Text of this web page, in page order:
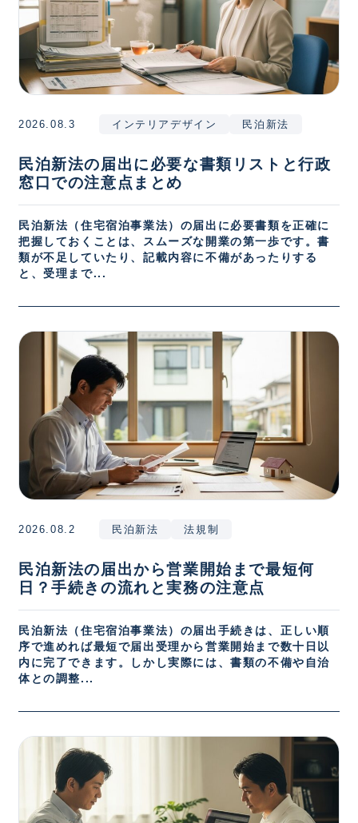
2026.08.3 インテリアデザイン 民泊新法
民泊新法の届出に必要な書類リストと行政
窓口での注意点まとめ
民泊新法（住宅宿泊事業法）の届出に必要書類を正確に
把握しておくことは、スムーズな開業の第一歩です。書
類が不足していたり、記載内容に不備があったりする
と、受理まで...
2026.08.2 民泊新法 法規制
民泊新法の届出から営業開始まで最短何
日？手続きの流れと実務の注意点
民泊新法（住宅宿泊事業法）の届出手続きは、正しい順
序で進めれば最短で届出受理から営業開始まで数十日以
内に完了できます。しかし実際には、書類の不備や自治
体との調整...